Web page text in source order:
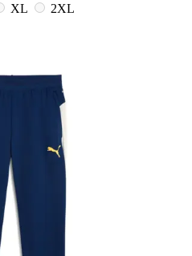
XL
2XL